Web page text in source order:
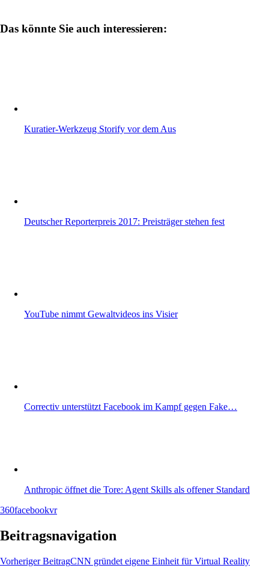
Das könnte Sie auch interessieren:
Kuratier-Werkzeug Storify vor dem Aus
Deutscher Reporterpreis 2017: Preisträger stehen fest
YouTube nimmt Gewaltvideos ins Visier
Correctiv unterstützt Facebook im Kampf gegen Fake…
Anthropic öffnet die Tore: Agent Skills als offener Standard
360facebookvr
Beitragsnavigation
Vorheriger BeitragCNN gründet eigene Einheit für Virtual Reality